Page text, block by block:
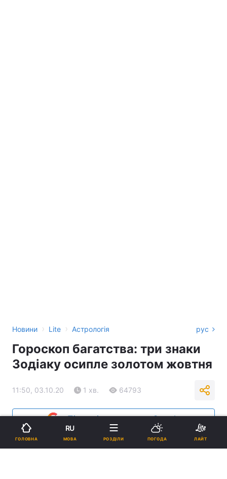
Новини › Lite › Астрологія рус
Гороскоп багатства: три знаки
Зодіаку осипле золотом жовтня
11:50, 03.10.20 1 хв. 64793
Підпишіться на нас в Google
ГОЛОВНА
RU
МОВА РОЗДІЛИ ПОГОДА ЛАЙТ